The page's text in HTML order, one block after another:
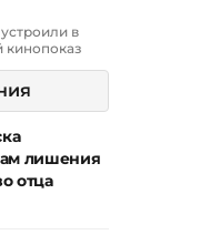
в
кинопоказ
лишения
отца